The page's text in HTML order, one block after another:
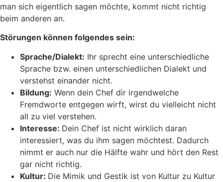
man sich eigentlich sagen möchte, kommt nicht richtig
beim anderen an.
Störungen können folgendes sein:
Sprache/Dialekt: Ihr sprecht eine unterschiedliche
Sprache bzw. einen unterschiedlichen Dialekt und
verstehst einander nicht.
Bildung: Wenn dein Chef dir irgendwelche
Fremdworte entgegen wirft, wirst du vielleicht nicht
all zu viel verstehen.
Interesse: Dein Chef ist nicht wirklich daran
interessiert, was du ihm sagen möchtest. Dadurch
nimmt er auch nur die Hälfte wahr und hört den Rest
gar nicht richtig.
Kultur: Die Mimik und Gestik ist von Kultur zu Kultur